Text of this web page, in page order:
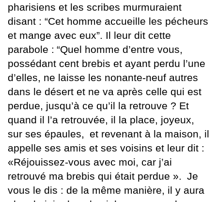
pharisiens et les scribes murmuraient
disant : “Cet homme accueille les pécheurs
et mange avec eux”. Il leur dit cette
parabole : “Quel homme d’entre vous,
possédant cent brebis et ayant perdu l’une
d’elles, ne laisse les nonante-neuf autres
dans le désert et ne va après celle qui est
perdue, jusqu’à ce qu’il la retrouve ? Et
quand il l’a retrouvée, il la place, joyeux,
sur ses épaules, et revenant à la maison, il
appelle ses amis et ses voisins et leur dit :
«Réjouissez-vous avec moi, car j’ai
retrouvé ma brebis qui était perdue ». Je
vous le dis : de la même manière, il y aura